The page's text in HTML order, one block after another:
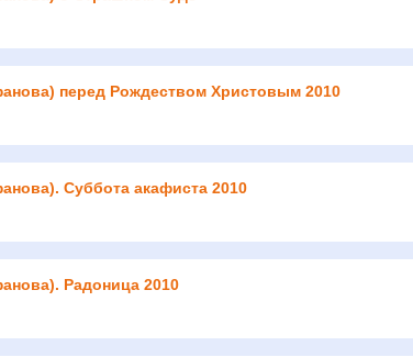
перед Рождеством Христовым 2010
Суббота акафиста 2010
Радоница 2010